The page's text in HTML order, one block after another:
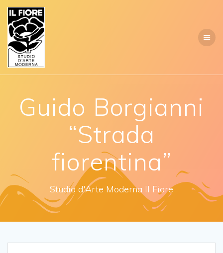
Guido Borgianni
“Strada
fiorentina”
Studio d'Arte Moderna Il Fiore